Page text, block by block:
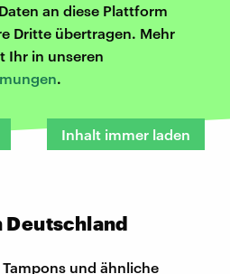
an diese Plattform
Dritte übertragen. Mehr
Ihr in unseren
.
Inhalt immer laden
Deutschland
und ähnliche